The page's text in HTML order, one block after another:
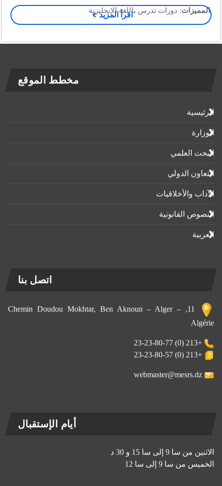
المميزات: دورات تدرس باللغة الإنجليزية
اقرأ المزيد
مخطط الموقع
الرئيسية
الوزارة
البحث العلمي
التعاون الدولي
الآداب واﻷخلاقيات
النصوص القانونية
العربية
اتصل بنا
11, Chemin Doudou Mokhtar, Ben Aknoun – Alger –
Algérie
+213 (0) 23-23-80-77
+213 (0) 23-23-80-57
webmaster@mesrs.dz
أيام الإستقبال
الاثنين من سا 9 إلى سا 15 و 30 د
الخميس من سا 9 إلى سا 12